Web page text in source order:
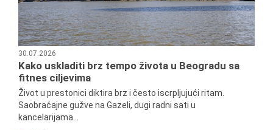
30.07.2026
Kako uskladiti brz tempo života u Beogradu sa
fitnes ciljevima
Život u prestonici diktira brz i često iscrpljujući ritam.
Saobraćajne gužve na Gazeli, dugi radni sati u
kancelarijama...